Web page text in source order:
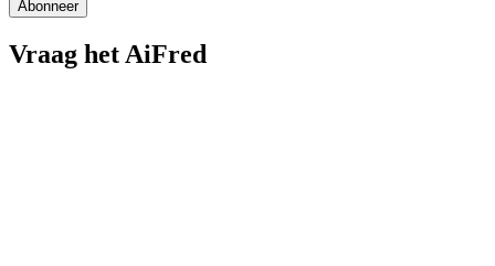
Vraag het AiFred